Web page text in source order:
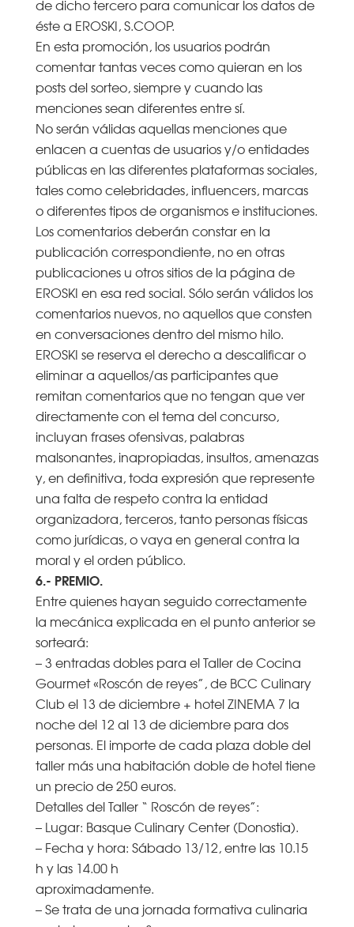
de dicho tercero para comunicar los datos de
éste a EROSKI, S.COOP.
En esta promoción, los usuarios podrán
comentar tantas veces como quieran en los
posts del sorteo, siempre y cuando las
menciones sean diferentes entre sí.
No serán válidas aquellas menciones que
enlacen a cuentas de usuarios y/o entidades
públicas en las diferentes plataformas sociales,
tales como celebridades, influencers, marcas
o diferentes tipos de organismos e instituciones.
Los comentarios deberán constar en la
publicación correspondiente, no en otras
publicaciones u otros sitios de la página de
EROSKI en esa red social. Sólo serán válidos los
comentarios nuevos, no aquellos que consten
en conversaciones dentro del mismo hilo.
EROSKI se reserva el derecho a descalificar o
eliminar a aquellos/as participantes que
remitan comentarios que no tengan que ver
directamente con el tema del concurso,
incluyan frases ofensivas, palabras
malsonantes, inapropiadas, insultos, amenazas
y, en definitiva, toda expresión que represente
una falta de respeto contra la entidad
organizadora, terceros, tanto personas físicas
como jurídicas, o vaya en general contra la
moral y el orden público.
6.- PREMIO.
Entre quienes hayan seguido correctamente
la mecánica explicada en el punto anterior se
sorteará:
– 3 entradas dobles para el Taller de Cocina
Gourmet «Roscón de reyes”, de BCC Culinary
Club el 13 de diciembre + hotel ZINEMA 7 la
noche del 12 al 13 de diciembre para dos
personas. El importe de cada plaza doble del
taller más una habitación doble de hotel tiene
un precio de 250 euros.
Detalles del Taller “ Roscón de reyes”:
– Lugar: Basque Culinary Center (Donostia).
– Fecha y hora: Sábado 13/12, entre las 10.15
h y las 14.00 h
aproximadamente.
– Se trata de una jornada formativa culinaria